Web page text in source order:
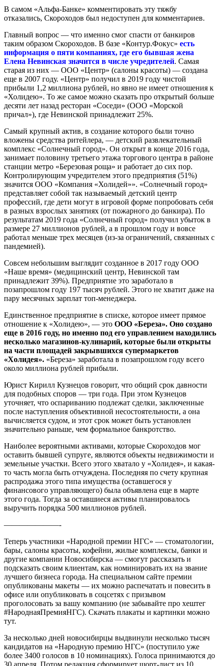
В самом «Альфа-Банке» комментировать эту тяжбу
отказались, Скороходов был недоступен для комментариев.
Главный вопрос — что именно смог спасти от банкиров
таким образом Скороходов. В базе «Контур.Фокус» есть
информация о пяти компаниях, где его бывшая жена
Елена Невинская значится в числе учредителей. Самая
старая из них — ООО «Центр» (салоны красоты) — создана
еще в 2007 году. «Центр» получил в 2019 году чистой
прибыли 1,2 миллиона рублей, но явно не имеет отношения к
«Холидею». То же самое можно сказать про открытый больше
десяти лет назад ресторан «Соседи» (ООО «Морской
причал»), где Невинской принадлежит 25%.
Самый крупный актив, в создание которого были точно
вложены средства ритейлера, — детский развлекательный
комплекс «Солнечный город». Он открыт в конце 2016 года,
занимает половину третьего этажа торгового центра в районе
станции метро «Березовая роща» и работает до сих пор.
Контролирующим учредителем этого предприятия (51%)
значится ООО «Компания «Холидей»». «Солнечный город»
представляет собой так называемый детский центр
профессий, где дети могут в игровой форме попробовать себя
в разных взрослых занятиях (от пожарного до банкира). По
результатам 2019 года «Солнечный город» получил убыток в
размере 27 миллионов рублей, а в прошлом году и вовсе
работал меньше трех месяцев (из-за ограничений, связанных с
пандемией).
Совсем небольшим выглядит созданное в 2017 году ООО
«Наше время» (медицинский центр, Невинской там
принадлежит 39%). Предприятие это заработало в
позапрошлом году 197 тысяч рублей. Этого не хватит даже на
пару месячных зарплат топ-менеджера.
Единственное предприятие в списке, которое имеет прямое
отношение к «Холидею», — это ООО «Береза». Оно создано
еще в 2016 году, но именно под его управлением находились
несколько магазинов-кулинарий, которые были открыты
на части площадей закрывшихся супермаркетов
«Холидея». «Береза» заработала в позапрошлом году всего
около миллиона рублей прибыли.
Юрист Кирилл Кузнецов говорит, что общий срок давности
для подобных споров — три года. При этом Кузнецов
уточняет, что оспариванию подлежат сделки, заключенные
после наступления объективной несостоятельности, а она
вычисляется судом, и этот срок может быть установлен
значительно раньше, чем формальное банкротство.
Наиболее вероятными активами, которые Скороходов мог
оставить бывшей супруге, являются объекты недвижимости и
земельные участки. Всего этого хватало у «Холидея», и какая-
то часть могла быть отчуждена. Последняя по счету крупная
распродажа этого типа имущества (оставшегося у
финансового управляющего) была объявлена еще в марте
этого года. Тогда за оставшиеся активы планировалось
выручить порядка 500 миллионов рублей.
———————-
Теперь участники «Народной премии НГС» — стоматологии,
бары, салоны красоты, кофейни, жилые комплексы, банки и
другие компании Новосибирска — смогут рассказать и
подсказать своим клиентам, как номинировать их на звание
лучшего бизнеса города. На специальном сайте премии
опубликованы макеты — их можно распечатать и повесить в
офисе или опубликовать в соцсетях с призывом
проголосовать за вашу компанию (не забывайте про хештег
#НароднаяПремияНГС). Скачать плакаты и картинки можно
тут.
За несколько дней новосибирцы выдвинули несколько тысяч
кандидатов на «Народную премию НГС» (поступило уже
более 3400 голосов в 10 номинациях). Голоса принимаются до
30 апреля. Потом редакция сформирует шорт-лист из 10